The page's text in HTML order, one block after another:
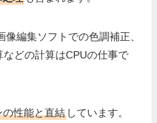
像編集ソフトでの色調補正、
どの計算はCPUの仕事で
の性能と直結 しています。